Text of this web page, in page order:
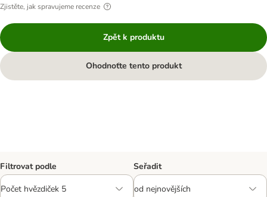
Zjistěte, jak spravujeme recenze
Zpět k produktu
Ohodnoťte tento produkt
Filtrovat podle Seřadit